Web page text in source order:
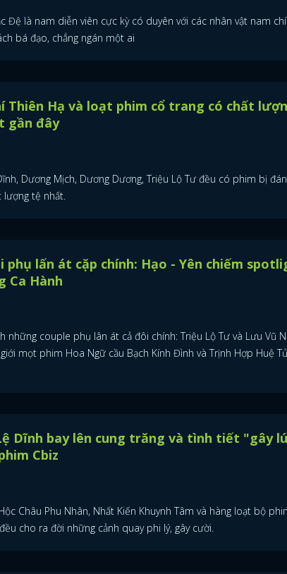
Đệ là nam diễn viên cực kỳ có duyên với các nhân vật nam
bá đạo, chẳng ngán một ai
Thiên Hạ và loạt phim cổ trang có chất
gần đây
Dương Mịch, Dương Dương, Triệu Lộ Tư đều có phim bị
lượng tệ nhất.
phụ lấn át cặp chính: Hạo - Yên chiếm
Ca Hành
những couple phụ lân át cả đôi chính: Triệu Lộ Tư và Lưu Vũ
mọt phim Hoa Ngữ cầu Bạch Kính Đình và Trịnh Hợp Huệ
Dĩnh bay lên cung trăng và tình tiết "gây
Cbiz
Châu Phu Nhân, Nhất Kiến Khuynh Tâm và hàng loạt bộ
cho ra đời những cảnh quay phi lý, gây cười.